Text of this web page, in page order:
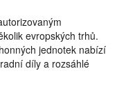
evropských trhů.
jednotek nabízí
díly a rozsáhlé